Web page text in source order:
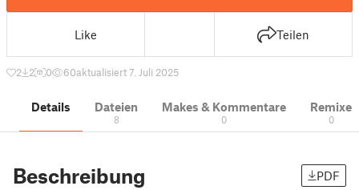
Like Teilen
2 2 0 60aktualisiert 7. Juli 2025
Details Dateien
8
Makes & Kommentare
0
Remixe
0
Beschreibung PDF